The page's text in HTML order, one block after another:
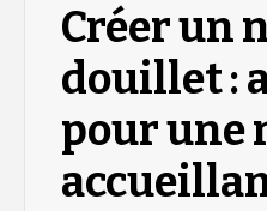
Créer un
douillet :
pour une